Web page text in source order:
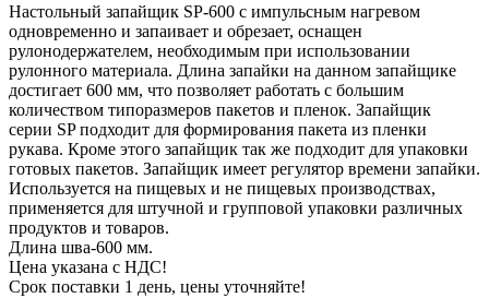
Настольный запайщик SP-600 с импульсным нагревом
одновременно и запаивает и обрезает, оснащен
рулонодержателем, необходимым при использовании
рулонного материала. Длина запайки на данном запайщике
достигает 600 мм, что позволяет работать с большим
количеством типоразмеров пакетов и пленок. Запайщик
серии SP подходит для формирования пакета из пленки
рукава. Кроме этого запайщик так же подходит для упаковки
готовых пакетов. Запайщик имеет регулятор времени запайки.
Используется на пищевых и не пищевых производствах,
применяется для штучной и групповой упаковки различных
продуктов и товаров.
Длина шва-600 мм.
Цена указана с НДС!
Срок поставки 1 день, цены уточняйте!